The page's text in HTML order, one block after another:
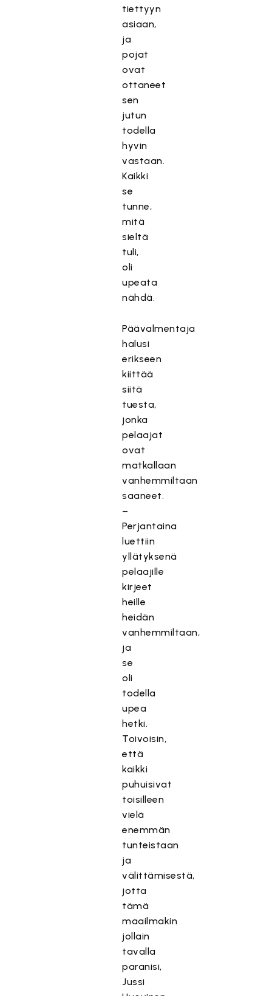
tiettyyn
asiaan,
ja
pojat
ovat
ottaneet
sen
jutun
todella
hyvin
vastaan.
Kaikki
se
tunne,
mitä
sieltä
tuli,
oli
upeata
nähdä.
Päävalmentaja
halusi
erikseen
kiittää
siitä
tuesta,
jonka
pelaajat
ovat
matkallaan
vanhemmiltaan
saaneet.
–
Perjantaina
luettiin
yllätyksenä
pelaajille
kirjeet
heille
heidän
vanhemmiltaan,
ja
se
oli
todella
upea
hetki.
Toivoisin,
että
kaikki
puhuisivat
toisilleen
vielä
enemmän
tunteistaan
ja
välittämisestä,
jotta
tämä
maailmakin
jollain
tavalla
paranisi,
Jussi